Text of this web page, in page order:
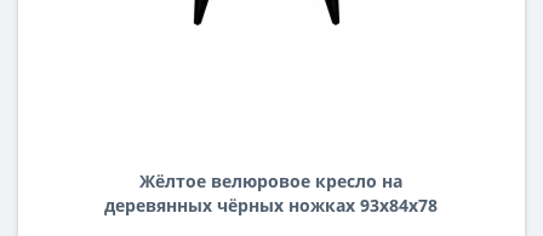
Жёлтое велюровое кресло на
деревянных чёрных ножках 93х84х78